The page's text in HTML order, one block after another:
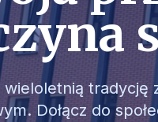
tradycję
Dołącz do